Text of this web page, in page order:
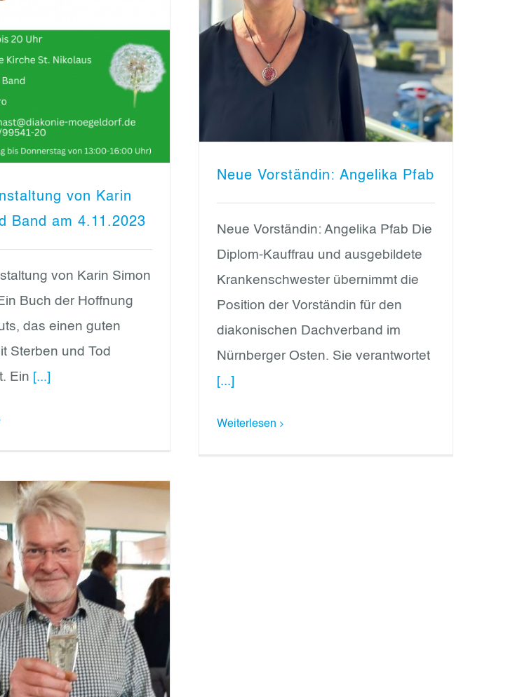
von Karin
Band am 4.11.2023
von Karin Simon
Buch der Hoffnung
das einen guten
Sterben und Tod
Ein [...]
Neue Vorständin: Angelika Pfab
Neue Vorständin: Angelika Pfab Die
Diplom-Kauffrau und ausgebildete
Krankenschwester übernimmt die
Position der Vorständin für den
diakonischen Dachverband im
Nürnberger Osten. Sie verantwortet
[...]
Weiterlesen
Zum Abschied: Großer
Bahnhof für Günter Beucker